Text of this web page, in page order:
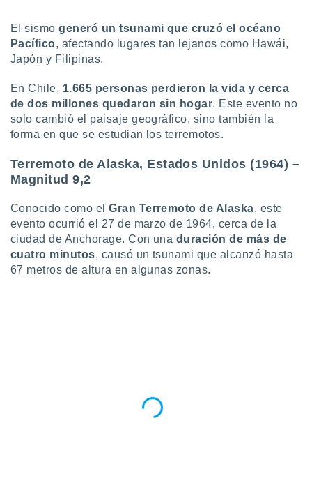
posible
traten tus
en
interés
a lo que
Para
su
u
datos
momento
en
El sismogeneró un tsunami que cruzó el océano
Pacífico, afectando lugares tan lejanos como Hawái,
Japón y Filipinas.
En Chile, 1.665 personas perdieron la vida y cerca
de dos millones quedaron sin hogar. Este evento no
solo cambió el paisaje geográfico, sino también la
forma en que se estudian los terremotos.
Terremoto de Alaska, Estados Unidos (1964) –
Magnitud 9,2
Conocido como elGran Terremoto de Alaska, este
evento ocurrió el 27 de marzo de 1964, cerca de la
ciudad de Anchorage. Con una duración de más de
cuatro minutos, causó un tsunami que alcanzó hasta
67 metros de altura en algunas zonas.